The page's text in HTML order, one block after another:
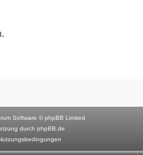
r
u
m
Software © phpBB Limited
durch phpBB.de